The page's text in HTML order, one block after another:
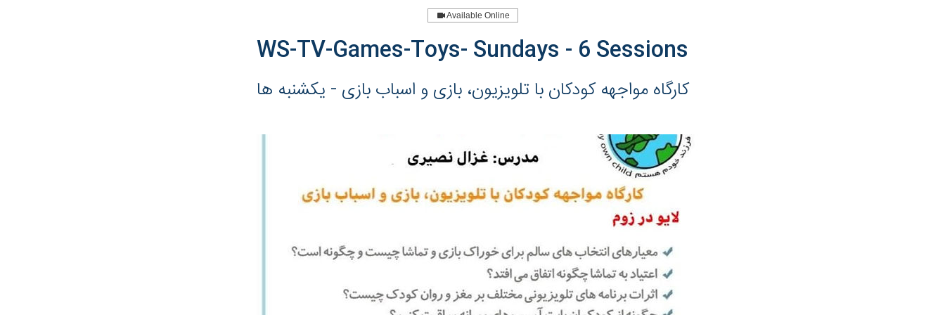
Available Online
WS-TV-Games-Toys- Sundays - 6 Sessions
کارگاه مواجهه کودکان با تلویزیون، بازی و اسباب بازی - یکشنبه ها